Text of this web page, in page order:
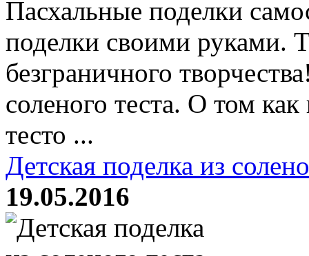
Пасхальные поделки
поделки своими руками.
безграничного
соленого теста. О том
тесто ...
Детская поделка из
19.05.2016